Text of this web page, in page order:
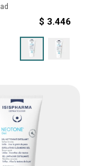
$ 3.446